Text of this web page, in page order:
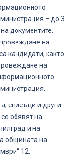
– до 3
документите.
на
кандидати, както
на
списъци и други
обявят на
и на
общината на
12.